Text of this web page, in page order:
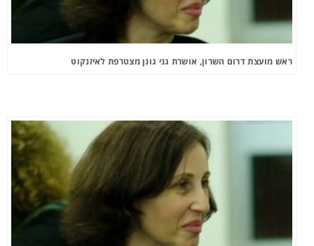
ראש מועצת דרום השרון, אושרת גני גונן מצטרפת לאיזנקוט